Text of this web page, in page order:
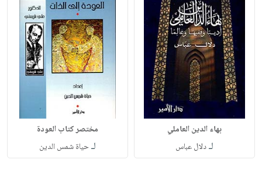
بهاء الدين العاملي
لـدلال عباس
مختصر كتاب العودة
لـحياة شمس الدين